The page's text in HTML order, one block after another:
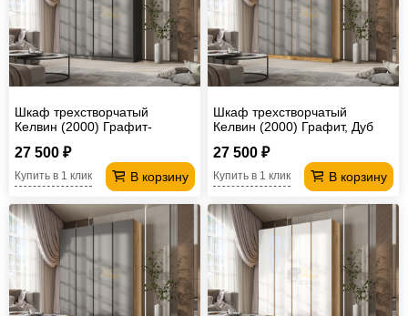
Шкаф трехстворчатый
Келвин (2000) Графит-
27 500 ₽
В корзину
Купить в 1 клик
Шкаф трехстворчатый
Келвин (2000) Графит, Дуб
27 500 ₽
В корзину
Купить в 1 клик